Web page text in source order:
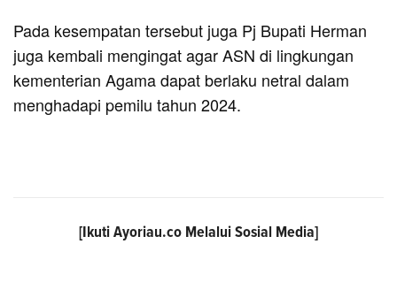
Pada kesempatan tersebut juga Pj Bupati Herman
juga kembali mengingat agar ASN di lingkungan
kementerian Agama dapat berlaku netral dalam
menghadapi pemilu tahun 2024.
[Ikuti Ayoriau.co Melalui Sosial Media]